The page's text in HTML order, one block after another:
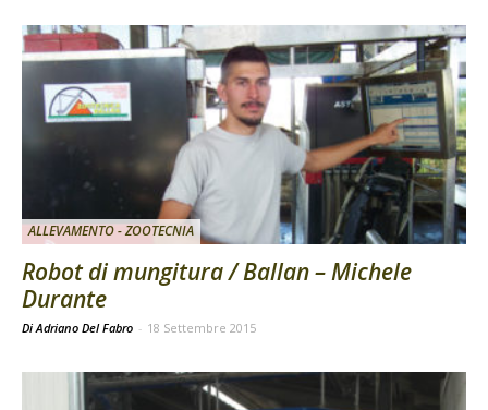
ALLEVAMENTO - ZOOTECNIA
Robot di mungitura / Ballan – Michele
Durante
Di Adriano Del Fabro - 18 Settembre 2015